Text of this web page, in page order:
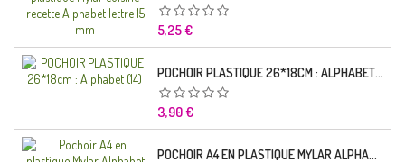
Prix
5,25 €
POCHOIR PLASTIQUE 26*18CM : ALPHABET (14)
Prix
3,90 €
POCHOIR A4 EN PLASTIQUE MYLAR ALPHABET LETTRE TYPO CHARLEMAGNE